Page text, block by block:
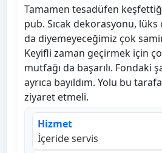
Tamamen tesadüfen
pub. Sıcak dekorasyonu,
da diyemeyeceğimiz çok
Keyifli zaman geçirmek için
mutfağı da başarılı. Fondaki
ayrıca bayıldım. Yolu bu
ziyaret etmeli.
Hizmet
İçeride servis